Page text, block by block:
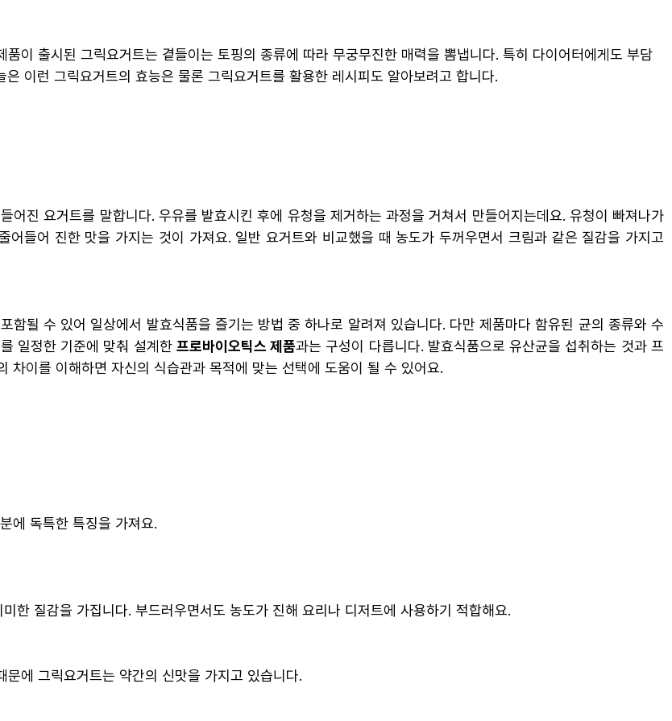
이 출시된 그릭요거트는 곁들이는 토핑의 종류에 따라 무궁무진한 매력을 뽐냅니다. 특히 다이어터에게도 부담
이런 그릭요거트의 효능은 물론 그릭요거트를 활용한 레시피도 알아보려고 합니다.
어진 요거트를 말합니다. 우유를 발효시킨 후에 유청을 제거하는 과정을 거쳐서 만들어지는데요. 유청이 빠져나가
어들어 진한 맛을 가지는 것이 가져요. 일반 요거트와 비교했을 때 농도가 두꺼우면서 크림과 같은 질감을 가지고
함될 수 있어 일상에서 발효식품을 즐기는 방법 중 하나로 알려져 있습니다. 다만 제품마다 함유된 균의 종류와 수
일정한 기준에 맞춰 설계한 프로바이오틱스 제품과는 구성이 다릅니다. 발효식품으로 유산균을 섭취하는 것과 프
차이를 이해하면 자신의 식습관과 목적에 맞는 선택에 도움이 될 수 있어요.
에 독특한 특징을 가져요.
한 질감을 가집니다. 부드러우면서도 농도가 진해 요리나 디저트에 사용하기 적합해요.
문에 그릭요거트는 약간의 신맛을 가지고 있습니다.